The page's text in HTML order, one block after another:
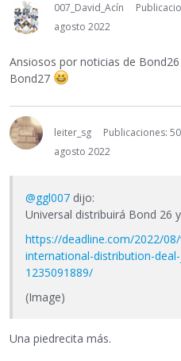
007_David_Acín
agosto 2022
Ansiosos por noticias de
Bond27
leiter_sg
Publicaciones:
agosto 2022
@ggl007 dijo:
Universal distribuirá Bond 26
https://deadline.com/2022/
international-distribution-
1235091889/
(Image)
Una piedrecita más.